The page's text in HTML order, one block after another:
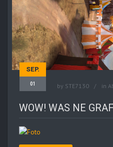
SEP.
01 by STE7130 in
WOW! WAS NE